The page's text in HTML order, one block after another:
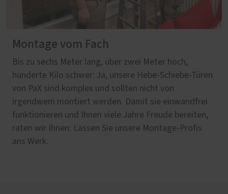
Montage vom Fach
Bis zu sechs Meter lang, über zwei Meter hoch,
hunderte Kilo schwer: Ja, unsere Hebe-Schiebe-Türen
von PaX sind komplex und sollten nicht von
irgendwem montiert werden. Damit sie einwandfrei
funktionieren und Ihnen viele Jahre Freude bereiten,
raten wir Ihnen: Lassen Sie unsere Montage-Profis
ans Werk.